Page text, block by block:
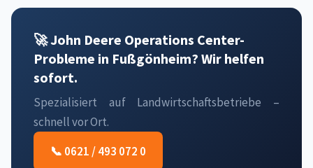
🚀 John Deere Operations Center-
Probleme in Fußgönheim? Wir helfen
sofort.
Spezialisiert auf Landwirtschaftsbetriebe –
schnell vor Ort.
📞 0621 / 493 072 0